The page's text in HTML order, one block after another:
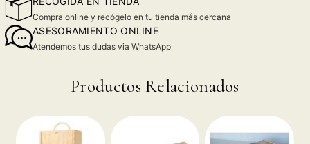
Compra online y recógelo en tu tienda más cercana
ASESORAMIENTO ONLINE
Atendemos tus dudas via WhatsApp
Productos Relacionados